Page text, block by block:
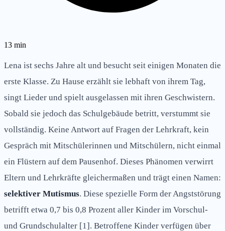
13 min
Lena ist sechs Jahre alt und besucht seit einigen Monaten die
erste Klasse. Zu Hause erzählt sie lebhaft von ihrem Tag,
singt Lieder und spielt ausgelassen mit ihren Geschwistern.
Sobald sie jedoch das Schulgebäude betritt, verstummt sie
vollständig. Keine Antwort auf Fragen der Lehrkraft, kein
Gespräch mit Mitschülerinnen und Mitschülern, nicht einmal
ein Flüstern auf dem Pausenhof. Dieses Phänomen verwirrt
Eltern und Lehrkräfte gleichermaßen und trägt einen Namen:
selektiver Mutismus. Diese spezielle Form der Angststörung
betrifft etwa 0,7 bis 0,8 Prozent aller Kinder im Vorschul-
und Grundschulalter [1]. Betroffene Kinder verfügen über